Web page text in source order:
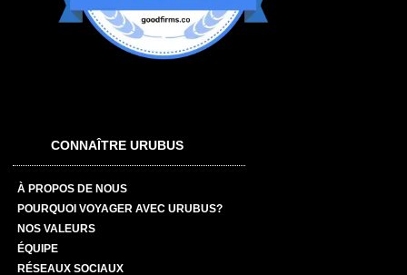
CONNAÎTRE URUBUS
À PROPOS DE NOUS
POURQUOI VOYAGER AVEC URUBUS?
NOS VALEURS
ÉQUIPE
RÉSEAUX SOCIAUX